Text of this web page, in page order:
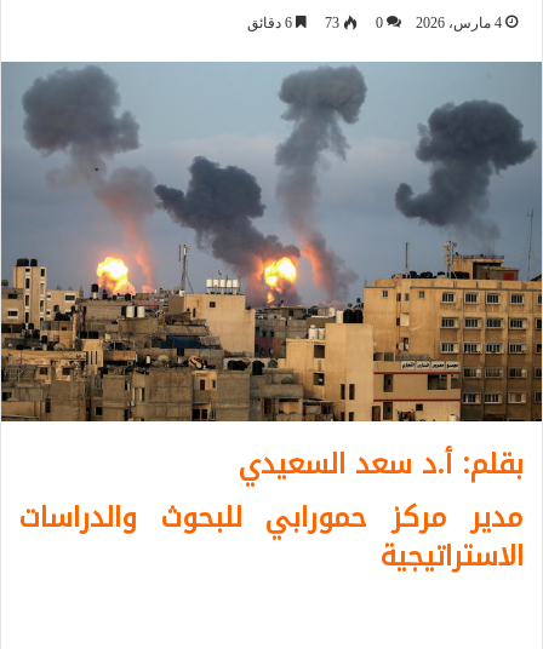
4 مارس، 2026 0
73
بقلم: أ.د سعد السعيدي
مدير مركز حمورابي للبحوث والدراسات
الاستراتيجية